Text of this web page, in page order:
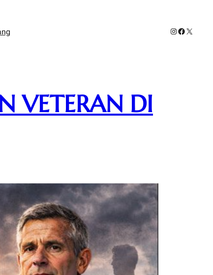
Instagram
Facebook
X
VETERAN DI